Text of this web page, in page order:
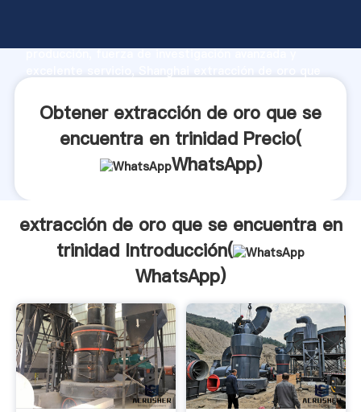
producción, fuerza de investigación avanzada y
aporta valores a todos los clientes.
Obtener extracción de oro que se
encuentra en trinidad Precio(
WhatsApp)
extracción de oro que se encuentra en
trinidad Introducción(
WhatsApp)